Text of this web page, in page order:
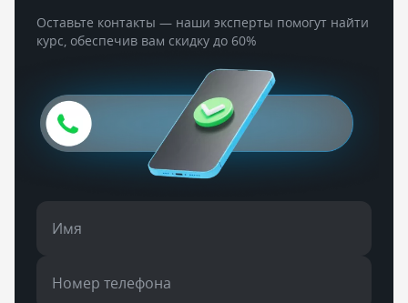
Оставьте контакты — наши эксперты помогут найти
курс, обеспечив вам скидку до 60%
Имя
Номер телефона